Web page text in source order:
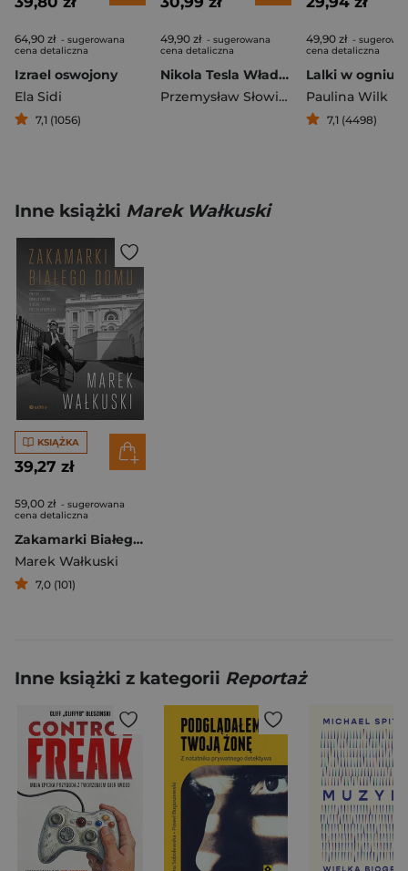
64,90 zł - sugerowana
cena detaliczna
Izrael oswojony
Ela Sidi
7,1 (1056)
49,90 zł - sugerowana
cena detaliczna
Nikola Tesla Władca piorunów
Przemysław Słowiński
49,90 zł -
cena detaliczna
Lalki w ogniu
Paulina Wilk
7,1 (4498)
Inne książki Marek Wałkuski
KSIĄŻKA
39,27 zł
59,00 zł - sugerowana
cena detaliczna
Zakamarki Białego Domu
Marek Wałkuski
7,0 (101)
Inne książki z kategorii Reportaż